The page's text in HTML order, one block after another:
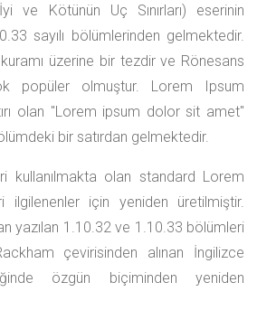
ve Kötünün Uç Sınırları) eserinin
sayılı bölümlerinden gelmektedir.
üzerine bir tezdir ve Rönesans
popüler olmuştur. Lorem Ipsum
olan "Lorem ipsum dolor sit amet"
bir satırdan gelmektedir.
kullanılmakta olan standard Lorem
ilgilenenler için yeniden üretilmiştir.
yazılan 1.10.32 ve 1.10.33 bölümleri
çevirisinden alınan İngilizce
özgün biçiminden yeniden